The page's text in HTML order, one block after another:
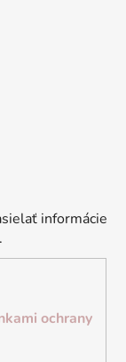
informácie
ochrany